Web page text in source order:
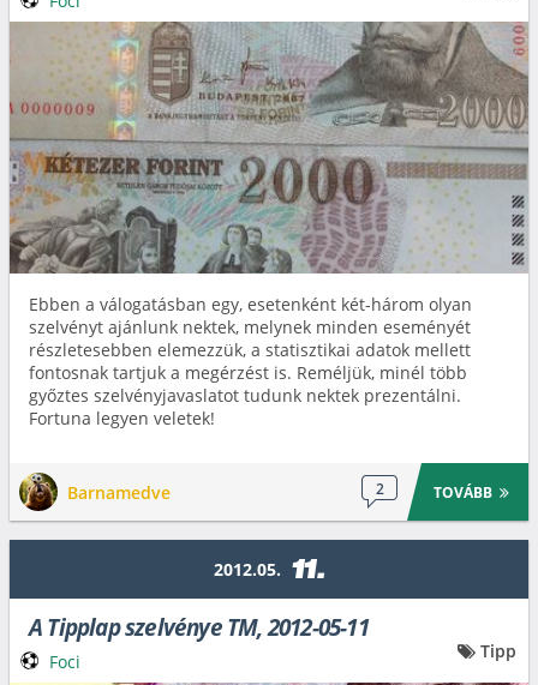
Ebben a válogatásban egy, esetenként két-három olyan
szelvényt ajánlunk nektek, melynek minden eseményét
részletesebben elemezzük, a statisztikai adatok mellett
fontosnak tartjuk a megérzést is. Reméljük, minél több
győztes szelvényjavaslatot tudunk nektek prezentálni.
Fortuna legyen veletek!
Barnamedve 2 TOVÁBB
2012.05. 11.
A Tipplap szelvénye TM, 2012-05-11
Foci Tipp